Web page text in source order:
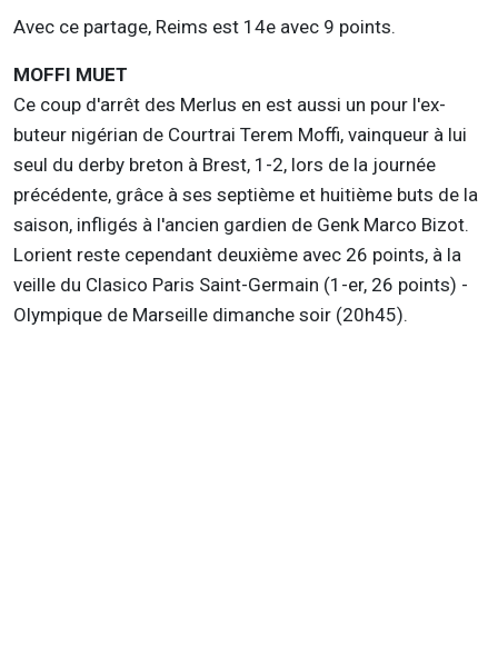
Avec ce partage, Reims est 14e avec 9 points.
MOFFI MUET
Ce coup d'arrêt des Merlus en est aussi un pour l'ex-
buteur nigérian de Courtrai Terem Moffi, vainqueur à lui
seul du derby breton à Brest, 1-2, lors de la journée
précédente, grâce à ses septième et huitième buts de la
saison, infligés à l'ancien gardien de Genk Marco Bizot.
Lorient reste cependant deuxième avec 26 points, à la
veille du Clasico Paris Saint-Germain (1-er, 26 points) -
Olympique de Marseille dimanche soir (20h45).